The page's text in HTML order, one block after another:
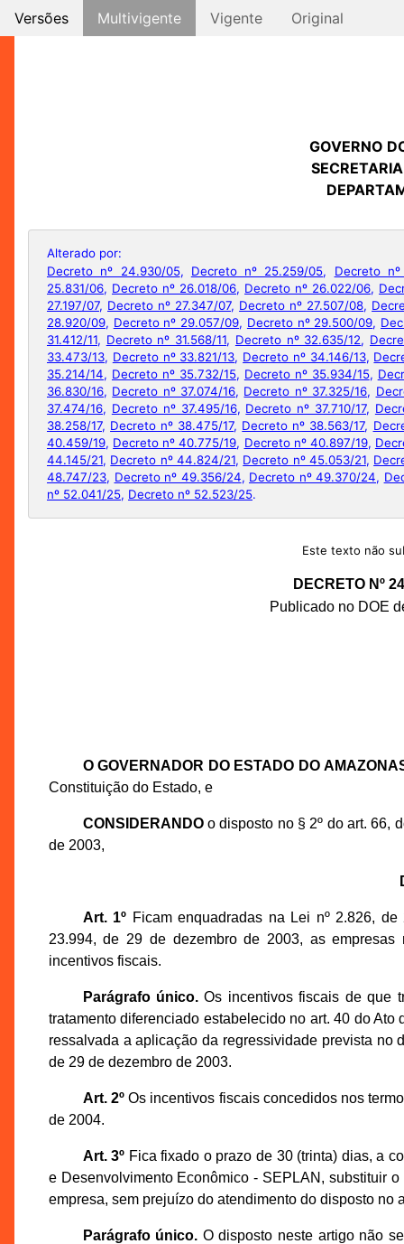
Versões Multivigente Vigente Original
GOVERNO
Alterado por:
Decreto nº 24.930/05, Decreto nº 25.259/05, Decreto
25.831/06, Decreto nº 26.018/06, Decreto nº 26.022/06,
27.197/07, Decreto nº 27.347/07, Decreto nº 27.507/08,
28.920/09, Decreto nº 29.057/09, Decreto nº 29.500/09,
31.412/11, Decreto nº 31.568/11, Decreto nº 32.635/12,
33.473/13, Decreto nº 33.821/13, Decreto nº 34.146/13,
35.214/14, Decreto nº 35.732/15, Decreto nº 35.934/15,
36.830/16, Decreto nº 37.074/16, Decreto nº 37.325/16,
37.474/16, Decreto nº 37.495/16, Decreto nº 37.710/17,
38.258/17, Decreto nº 38.475/17, Decreto nº 38.563/17,
40.459/19, Decreto nº 40.775/19, Decreto nº 40.897/19,
44.145/21, Decreto nº 44.824/21, Decreto nº 45.053/21,
48.747/23, Decreto nº 49.356/24, Decreto nº 49.370/24,
nº 52.041/25, Decreto nº 52.523/25.
Este texto não
DECRETO Nº
Publicado no DOE
O GOVERNADOR DO ESTADO DO
Constituição do Estado, e
CONSIDERANDOo disposto no § 2º do art. 66,
de 2003,
Art. 1º Ficam enquadradas na Lei nº 2.826,
23.994, de 29 de dezembro de 2003, as
incentivos fiscais.
Parágrafo único. Os incentivos fiscais de que
tratamento diferenciado estabelecido no art. 40 do
ressalvada a aplicação da regressividade prevista no
de 29 de dezembro de 2003.
Art. 2ºOs incentivos fiscais concedidos nos
de 2004.
Art. 3º Fica fixado o prazo de 30 (trinta) dias, a
e Desenvolvimento Econômico - SEPLAN, substituir
empresa, sem prejuízo do atendimento do disposto no
Parágrafo único. O disposto neste artigo não